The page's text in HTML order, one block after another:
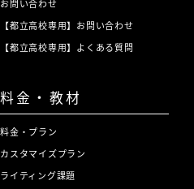
お問い合わせ
【都立高校専用】お問い合わせ
【都立高校専用】よくある質問
料金・教材
料金・プラン
カスタマイズプラン
ライティング課題